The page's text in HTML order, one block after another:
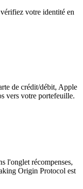
votre identité en
de crédit/débit, Apple
vers votre portefeuille.
l'onglet récompenses,
Origin Protocol est